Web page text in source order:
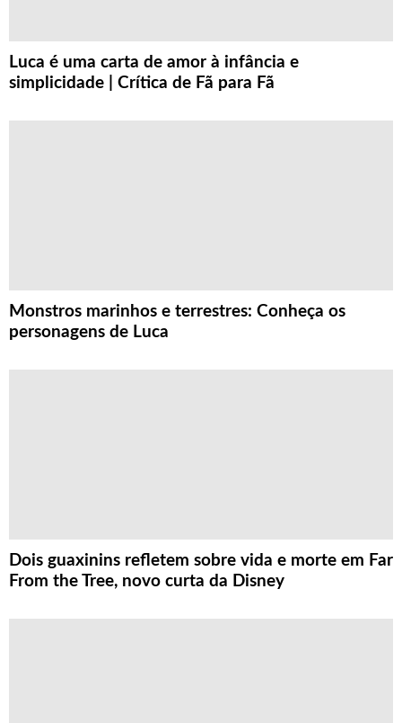
Luca é uma carta de amor à infância e
simplicidade | Crítica de Fã para Fã
Monstros marinhos e terrestres: Conheça os
personagens de Luca
Dois guaxinins refletem sobre vida e morte em Far
From the Tree, novo curta da Disney